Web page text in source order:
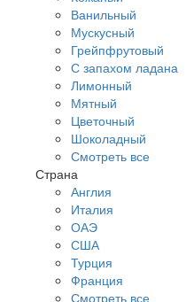
Ванильный
Мускусный
Грейпфрутовый
С запахом ладана
Лимонный
Мятный
Цветочный
Шоколадный
Смотреть все
Страна
Англия
Италия
ОАЭ
США
Турция
Франция
Смотреть все